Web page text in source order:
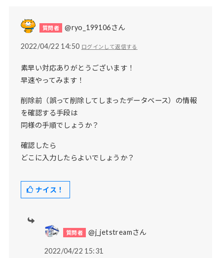
@ryo_199106さん
2022/04/22 14:50 ログインして返信する
素早い対応ありがとうございます！
早速やってみます！
削除前（誤って削除してしまったデータベース）の情報
を確認する手段は
同様の手順でしょうか？
確認したら
どこに入力したらよいでしょうか？
ナイス！
@j_jetstreamさん
2022/04/22 15:31